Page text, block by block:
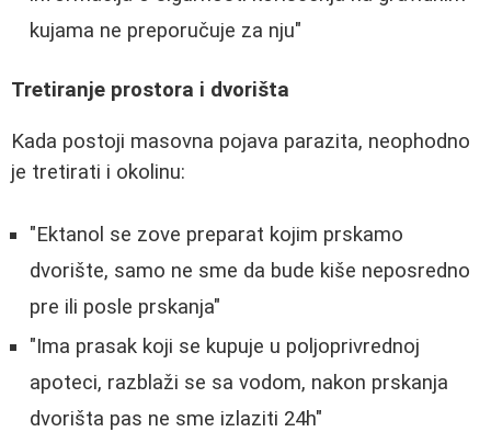
kujama ne preporučuje za nju"
Tretiranje prostora i dvorišta
Kada postoji masovna pojava parazita, neophodno
je tretirati i okolinu:
"Ektanol se zove preparat kojim prskamo
dvorište, samo ne sme da bude kiše neposredno
pre ili posle prskanja"
"Ima prasak koji se kupuje u poljoprivrednoj
apoteci, razblaži se sa vodom, nakon prskanja
dvorišta pas ne sme izlaziti 24h"